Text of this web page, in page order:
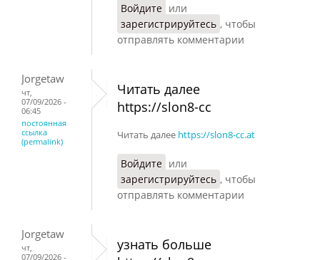
Войдите или
зарегистрируйтесь , чтобы
отправлять комментарии
Jorgetaw
чт,
07/09/2026 -
06:45
постоянная
ссылка
(permalink)
Читать далее
https://slon8-cc
Читать далее https://slon8-cc.at
Войдите или
зарегистрируйтесь , чтобы
отправлять комментарии
Jorgetaw
чт,
07/09/2026 -
узнать больше